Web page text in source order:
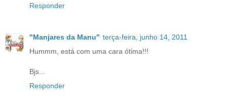
Responder
"Manjares da Manu" terça-feira, junho 14, 2011
Hummm, está com uma cara ótima!!!
Bjs...
Responder